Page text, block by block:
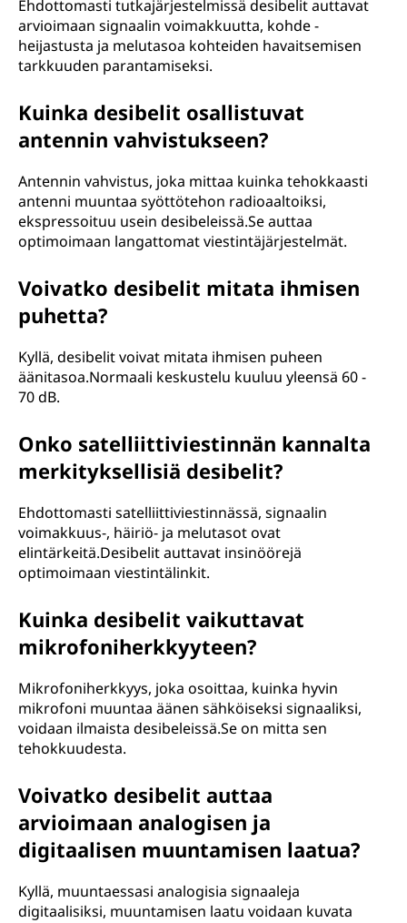
Ehdottomasti tutkajärjestelmissä desibelit auttavat
arvioimaan signaalin voimakkuutta, kohde -
heijastusta ja melutasoa kohteiden havaitsemisen
tarkkuuden parantamiseksi.
Kuinka desibelit osallistuvat
antennin vahvistukseen?
Antennin vahvistus, joka mittaa kuinka tehokkaasti
antenni muuntaa syöttötehon radioaaltoiksi,
ekspressoituu usein desibeleissä.Se auttaa
optimoimaan langattomat viestintäjärjestelmät.
Voivatko desibelit mitata ihmisen
puhetta?
Kyllä, desibelit voivat mitata ihmisen puheen
äänitasoa.Normaali keskustelu kuuluu yleensä 60 -
70 dB.
Onko satelliittiviestinnän kannalta
merkityksellisiä desibelit?
Ehdottomasti satelliittiviestinnässä, signaalin
voimakkuus-, häiriö- ja melutasot ovat
elintärkeitä.Desibelit auttavat insinöörejä
optimoimaan viestintälinkit.
Kuinka desibelit vaikuttavat
mikrofoniherkkyyteen?
Mikrofoniherkkyys, joka osoittaa, kuinka hyvin
mikrofoni muuntaa äänen sähköiseksi signaaliksi,
voidaan ilmaista desibeleissä.Se on mitta sen
tehokkuudesta.
Voivatko desibelit auttaa
arvioimaan analogisen ja
digitaalisen muuntamisen laatua?
Kyllä, muuntaessasi analogisia signaaleja
digitaalisiksi, muuntamisen laatu voidaan kuvata